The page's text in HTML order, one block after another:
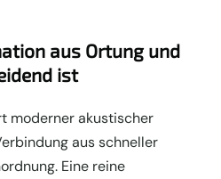
aus Ortung und
ist
moderner akustischer
aus schneller
Eine reine